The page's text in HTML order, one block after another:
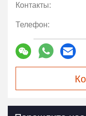
Контакты:
Телефон: